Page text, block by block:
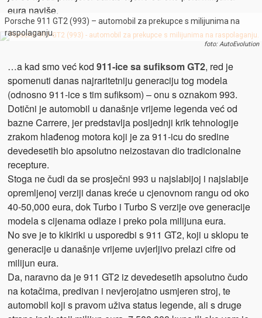
eura naviše.
Porsche 911 GT2 (993) – automobil za prekupce s milijunima na
raspolaganju.
foto: AutoEvolution
…a kad smo već kod 911-ice sa sufiksom GT2, red je
spomenuti danas najraritetniju generaciju tog modela
(odnosno 911-ice s tim sufiksom) – onu s oznakom 993.
Dotični je automobil u današnje vrijeme legenda već od
bazne Carrere, jer predstavlja posljednji krik tehnologije
zrakom hlađenog motora koji je za 911-icu do sredine
devedesetih bio apsolutno neizostavan dio tradicionalne
recepture.
Stoga ne čudi da se prosječni 993 u najslabijoj i najslabije
opremljenoj verziji danas kreće u cjenovnom rangu od oko
40-50,000 eura, dok Turbo i Turbo S verzije ove generacije
modela s cijenama odlaze i preko pola milijuna eura.
No sve je to kikiriki u usporedbi s 911 GT2, koji u sklopu te
generacije u današnje vrijeme uvjerljivo prelazi cifre od
milijun eura.
Da, naravno da je 911 GT2 iz devedesetih apsolutno čudo
na kotačima, predivan i nevjerojatno usmjeren stroj, te
automobil koji s pravom uživa status legende, ali s druge